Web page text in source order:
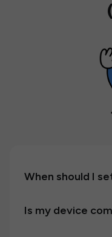
When should I
Is my device